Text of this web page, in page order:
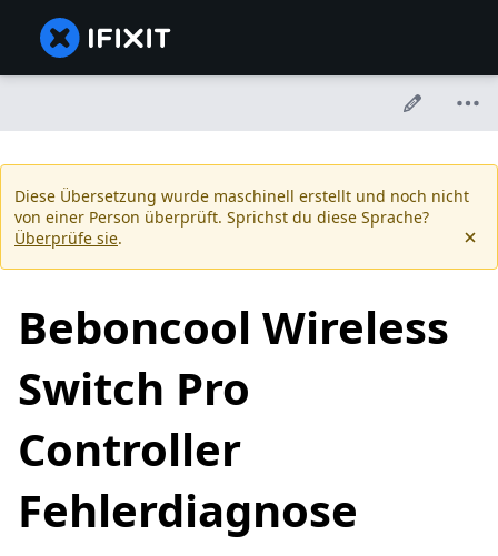
Diese Übersetzung wurde maschinell erstellt und noch nicht
von einer Person überprüft. Sprichst du diese Sprache?
Überprüfe sie.
Beboncool Wireless
Switch Pro
Controller
Fehlerdiagnose